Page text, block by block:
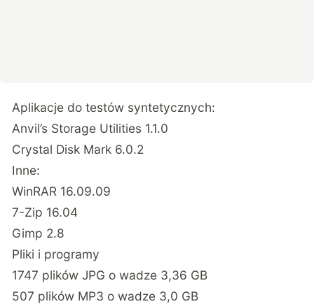
Aplikacje do testów syntetycznych:
Anvil’s Storage Utilities 1.1.0
Crystal Disk Mark 6.0.2
Inne:
WinRAR 16.09.09
7-Zip 16.04
Gimp 2.8
Pliki i programy
1747 plików JPG o wadze 3,36 GB
507 plików MP3 o wadze 3,0 GB